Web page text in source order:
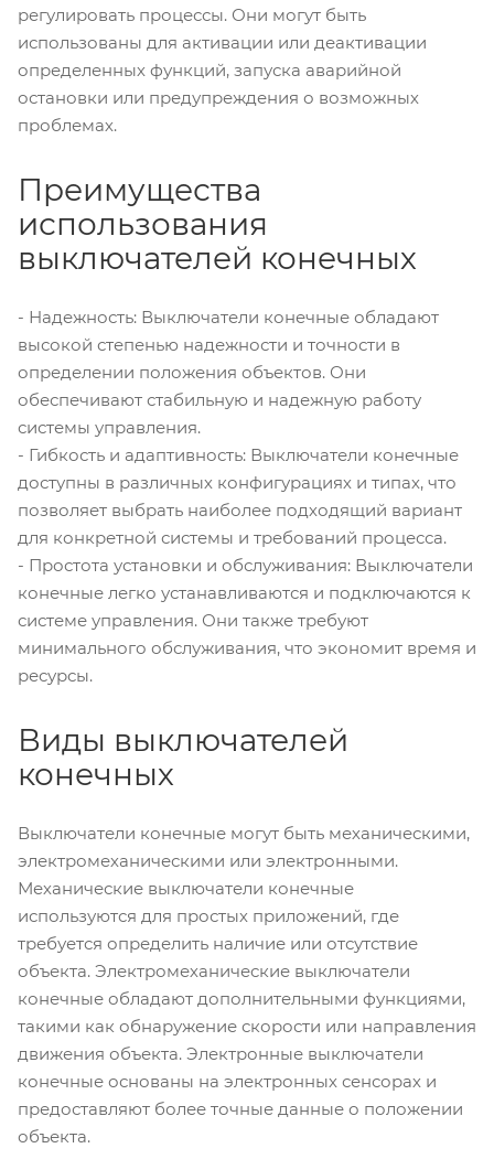
регулировать процессы. Они могут быть
использованы для активации или деактивации
определенных функций, запуска аварийной
остановки или предупреждения о возможных
проблемах.
Преимущества
использования
выключателей конечных
- Надежность: Выключатели конечные обладают
высокой степенью надежности и точности в
определении положения объектов. Они
обеспечивают стабильную и надежную работу
системы управления.
- Гибкость и адаптивность: Выключатели конечные
доступны в различных конфигурациях и типах, что
позволяет выбрать наиболее подходящий вариант
для конкретной системы и требований процесса.
- Простота установки и обслуживания: Выключатели
конечные легко устанавливаются и подключаются к
системе управления. Они также требуют
минимального обслуживания, что экономит время и
ресурсы.
Виды выключателей
конечных
Выключатели конечные могут быть механическими,
электромеханическими или электронными.
Механические выключатели конечные
используются для простых приложений, где
требуется определить наличие или отсутствие
объекта. Электромеханические выключатели
конечные обладают дополнительными функциями,
такими как обнаружение скорости или направления
движения объекта. Электронные выключатели
конечные основаны на электронных сенсорах и
предоставляют более точные данные о положении
объекта.